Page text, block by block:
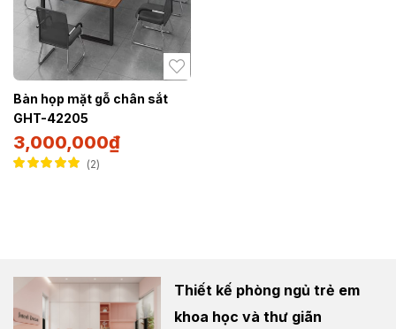
Bàn họp mặt gỗ chân sắt
GHT-42205
3,000,000₫
2
Thiết kế phòng ngủ trẻ em
khoa học và thư giãn